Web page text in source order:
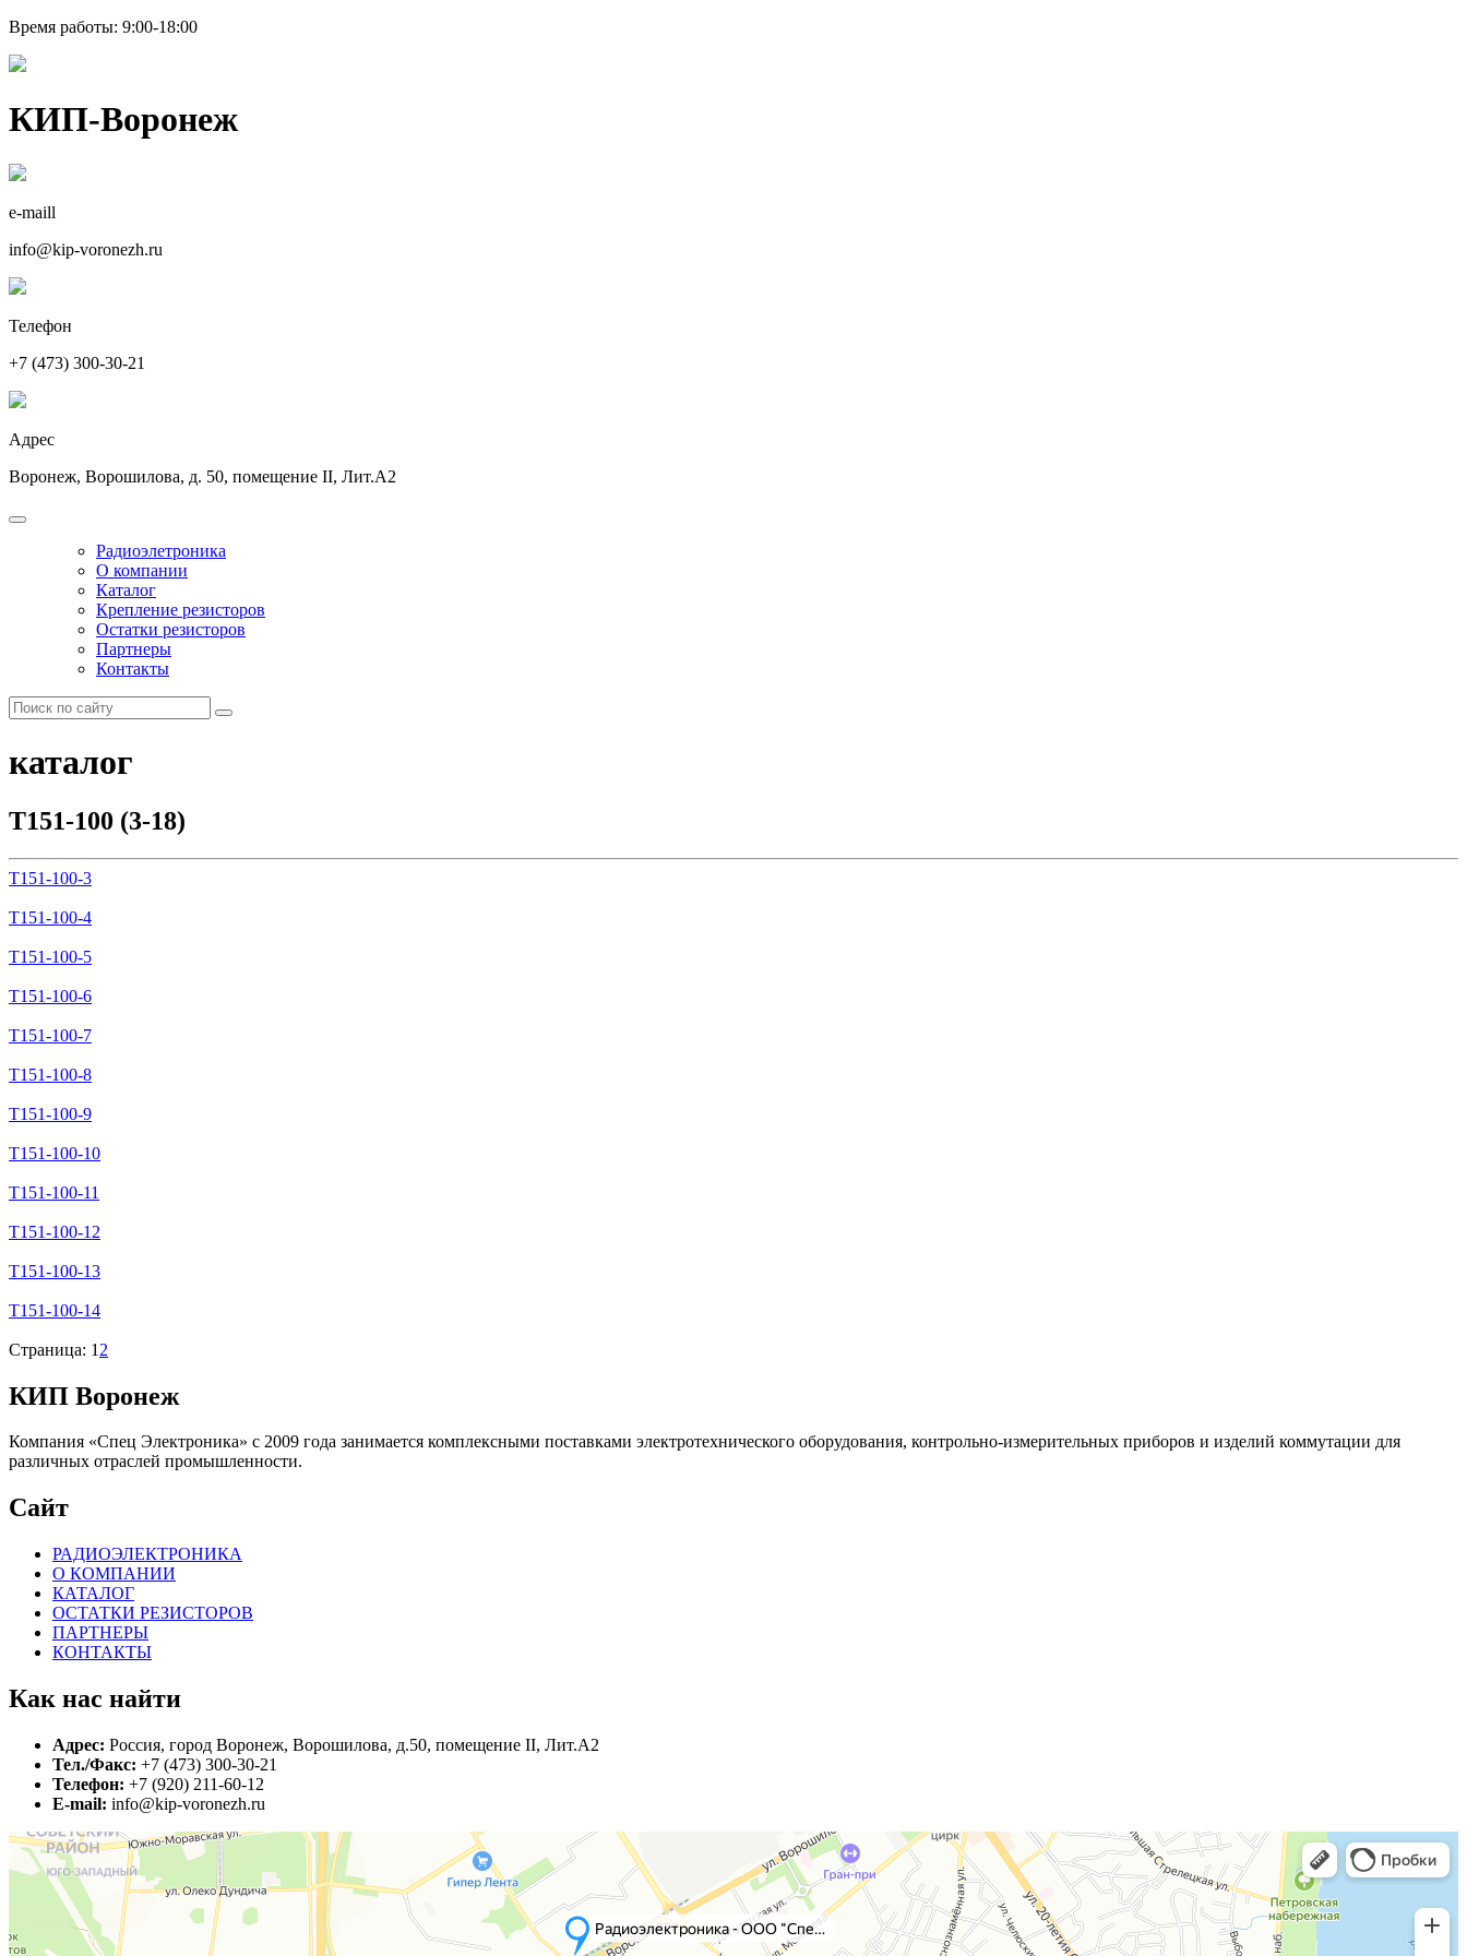
Время работы: 9:00-18:00
КИП-Воронеж
e-maill
info@kip-voronezh.ru
Телефон
+7 (473) 300-30-21
Адрес
Воронеж, Ворошилова, д. 50, помещение II, Лит.А2
Радиоэлетроника
О компании
Каталог
Крепление резисторов
Остатки резисторов
Партнеры
Контакты
каталог
Т151-100 (3-18)
Т151-100-3
Т151-100-4
Т151-100-5
Т151-100-6
Т151-100-7
Т151-100-8
Т151-100-9
Т151-100-10
Т151-100-11
Т151-100-12
Т151-100-13
Т151-100-14
Страница: 1 2
КИП Воронеж
Компания «Спец Электроника» c 2009 года занимается комплексными поставками электротехнического оборудования, контрольно-измерительных приборов и изделий коммутации для
различных отраслей промышленности.
Сайт
РАДИОЭЛЕКТРОНИКА
О КОМПАНИИ
КАТАЛОГ
ОСТАТКИ РЕЗИСТОРОВ
ПАРТНЕРЫ
КОНТАКТЫ
Как нас найти
Адрес: Россия, город Воронеж, Ворошилова, д.50, помещение II, Лит.А2
Тел./Факс: +7 (473) 300-30-21
Телефон: +7 (920) 211-60-12
E-mail: info@kip-voronezh.ru